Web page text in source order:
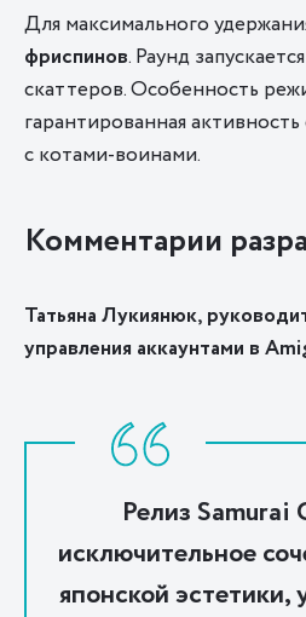
Для максимального
фриспинов. Раунд
скаттеров. Особенность
гарантированная
с котами-воинами.
Комментарии
Татьяна Лукиянюк,
управления аккаунтами в
Релиз Samurai
исключительное
японской эстетики,